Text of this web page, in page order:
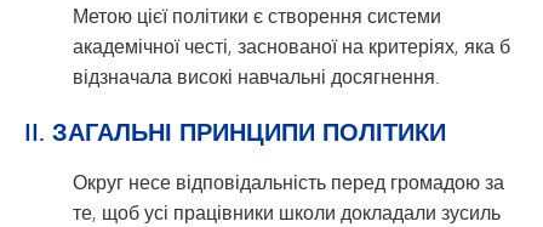
Метою цієї політики є створення системи
академічної честі, заснованої на критеріях, яка б
відзначала високі навчальні досягнення.
II. ЗАГАЛЬНІ ПРИНЦИПИ ПОЛІТИКИ
Округ несе відповідальність перед громадою за
те, щоб усі працівники школи докладали зусиль